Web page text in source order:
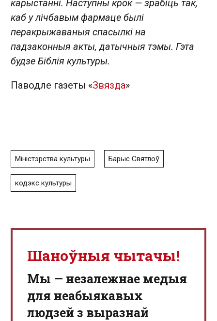
карыстанні. Наступны крок — зрабіць так,
каб у лічбавым фармаце былі
перакрыжаваныя спасылкі на
падзаконныя акты, датычныя тэмы. Гэта
будзе Біблія культуры.
Паводле газеты «Звязда»
Міністэрства культуры Барыс Святлоў
кодэкс культуры
Шаноўныя чытачы!
Мы — незалежнае медыя
для неабыякавых
людзей з выразнай